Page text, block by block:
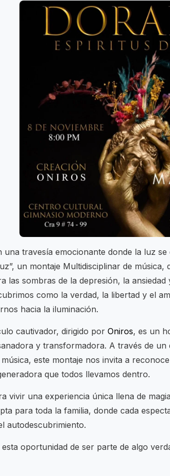
una travesía emocionante donde la luz
un montaje Multidisciplinar de
las sombras de la depresión, la
como la verdad, la libertad y el
hacia la iluminación.
cautivador, dirigido por Oniros, es un
y transformadora. A través de un
este montaje nos invita a
que todos llevamos dentro.
vivir una experiencia única llena de
para toda la familia, donde cada
autodescubrimiento.
oportunidad de ser parte de algo